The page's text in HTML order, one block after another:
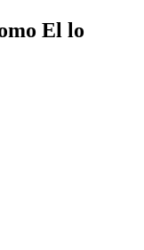
El lo